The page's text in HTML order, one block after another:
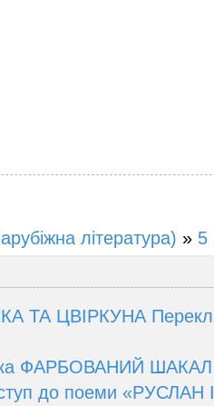
література) » 5
ТА ЦВІРКУНА
ФАРБОВАНИЙ ШАКАЛ
до поеми